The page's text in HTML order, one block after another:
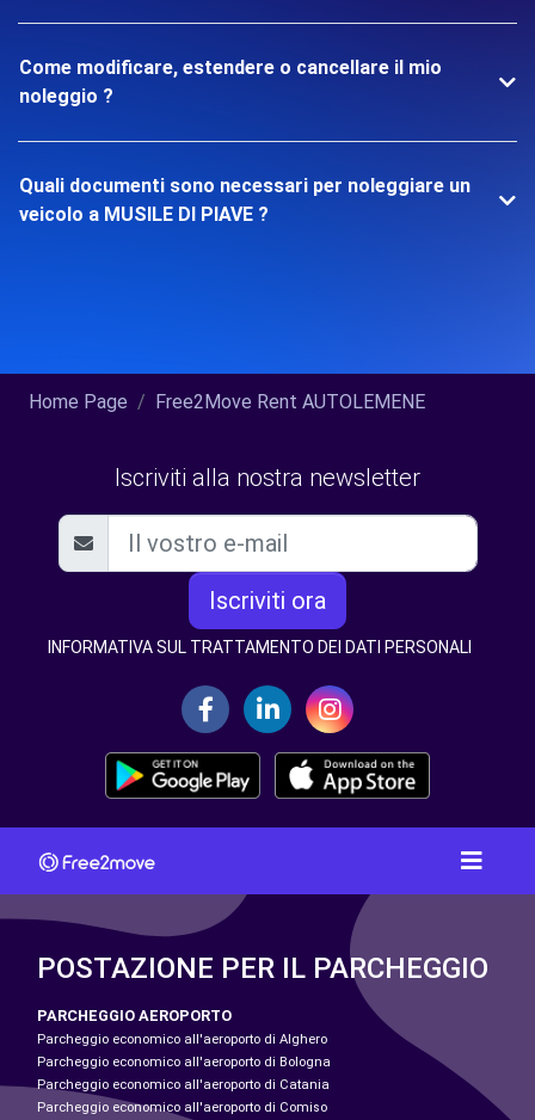
Come modificare, estendere o cancellare il mio
noleggio ?
Quali documenti sono necessari per noleggiare un
veicolo a MUSILE DI PIAVE ?
Home Page Free2Move Rent AUTOLEMENE
Iscriviti alla nostra newsletter
Iscriviti ora
INFORMATIVA SUL TRATTAMENTO DEI DATI PERSONALI
POSTAZIONE PER IL PARCHEGGIO
PARCHEGGIO AEROPORTO
Parcheggio economico all'aeroporto di Alghero
Parcheggio economico all'aeroporto di Bologna
Parcheggio economico all'aeroporto di Catania
Parcheggio economico all'aeroporto di Comiso